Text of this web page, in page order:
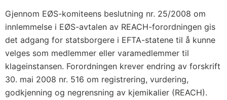
Gjennom EØS-komiteens beslutning nr. 25/2008 om
innlemmelse i EØS-avtalen av REACH-forordningen gis
det adgang for statsborgere i EFTA-statene til å kunne
velges som medlemmer eller varamedlemmer til
klageinstansen. Forordningen krever endring av forskrift
30. mai 2008 nr. 516 om registrering, vurdering,
godkjenning og negrensning av kjemikalier (REACH).